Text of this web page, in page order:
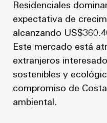
Residenciales
expectativa de
alcanzando
Este mercado está
extranjeros
sostenibles y
compromiso de
ambiental.